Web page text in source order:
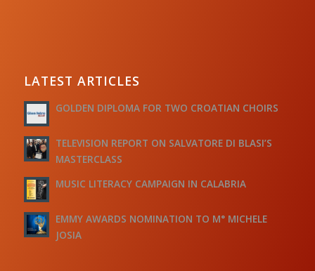
LATEST ARTICLES
GOLDEN DIPLOMA FOR TWO CROATIAN CHOIRS
TELEVISION REPORT ON SALVATORE DI BLASI’S
MASTERCLASS
MUSIC LITERACY CAMPAIGN IN CALABRIA
EMMY AWARDS NOMINATION TO M° MICHELE
JOSIA